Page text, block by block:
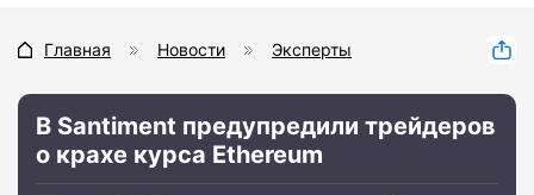
Главная Новости Эксперты
В Santiment предупредили трейдеров
о крахе курса Ethereum